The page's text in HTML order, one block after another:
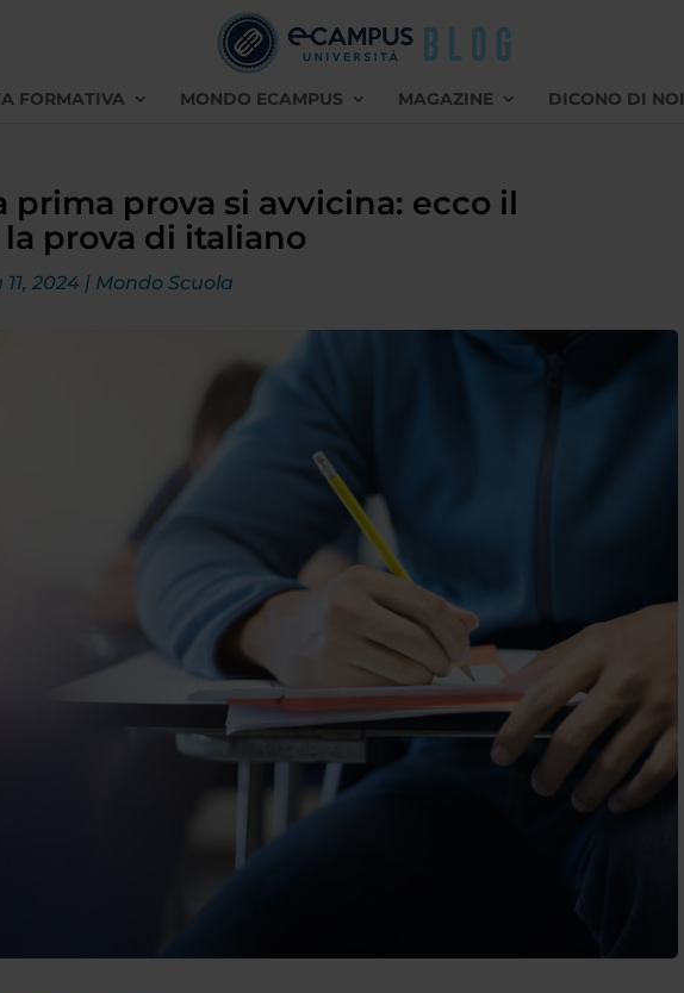
FORMATIVA MONDO ECAMPUS MAGAZINE DICONO DI NOI
prima prova si avvicina: ecco il
prova di italiano
11, 2024 | Mondo Scuola